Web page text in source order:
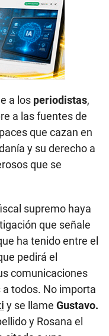
a los periodistas,
a las fuentes de
que cazan en
y su derecho a
que se
supremo haya
que señale
ha tenido entre el
pedirá el
comunicaciones
todos. No importa
y se llame Gustavo.
y Rosana el